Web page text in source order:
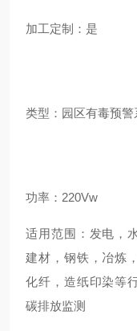
加工定制：是
类型：园区有毒预警
功率：220Vw
适用范围：发电，
建材，钢铁，冶炼
化纤，造纸印染等
碳排放监测